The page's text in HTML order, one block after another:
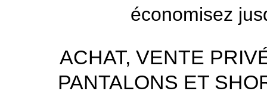
économisez
ACHAT, VENTE
PANTALONS ET